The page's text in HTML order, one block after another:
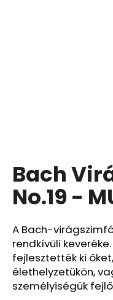
Bach
No.19 -
A Bach-
rendkívüli
fejlesztették ki
élethelyzetükön,
személyiségük
SOL
DE
JANEIRO
RIO
RADIANCE
50,
FRISSÍTŐ
ÉS
HIDRATÁLÓ
BŐRVÉDŐ
SPRAY,
200